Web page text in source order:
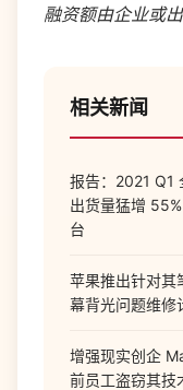
融资额由企业或
相关新闻
报告：2021 Q1
出货量猛增
台
苹果推出针对其
幕背光问题维修
增强现实创企
前员工盗窃其技